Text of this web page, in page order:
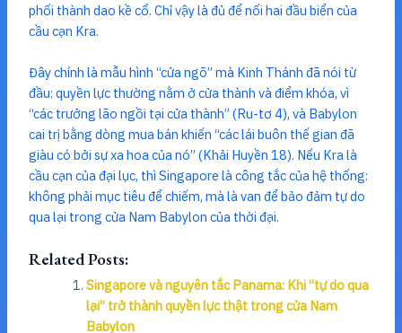
phối thành dao kề cổ. Chỉ vậy là đủ để nối hai đầu biển của
cầu cạn Kra.
Đây chính là mẫu hình “cửa ngõ” mà Kinh Thánh đã nói từ
đầu: quyền lực thường nằm ở cửa thành và điểm khóa, vì
“các trưởng lão ngồi tại cửa thành” (Ru-tơ 4), và Babylon
cai trị bằng dòng mua bán khiến “các lái buôn thế gian đã
giàu có bởi sự xa hoa của nó” (Khải Huyền 18). Nếu Kra là
cầu cạn của đại lục, thì Singapore là công tắc của hệ thống:
không phải mục tiêu để chiếm, mà là van để bảo đảm tự do
qua lại trong cửa Nam Babylon của thời đại.
Related Posts:
Singapore và nguyên tắc Panama: Khi “tự do qua
lại” trở thành quyền lực thật trong cửa Nam
Babylon